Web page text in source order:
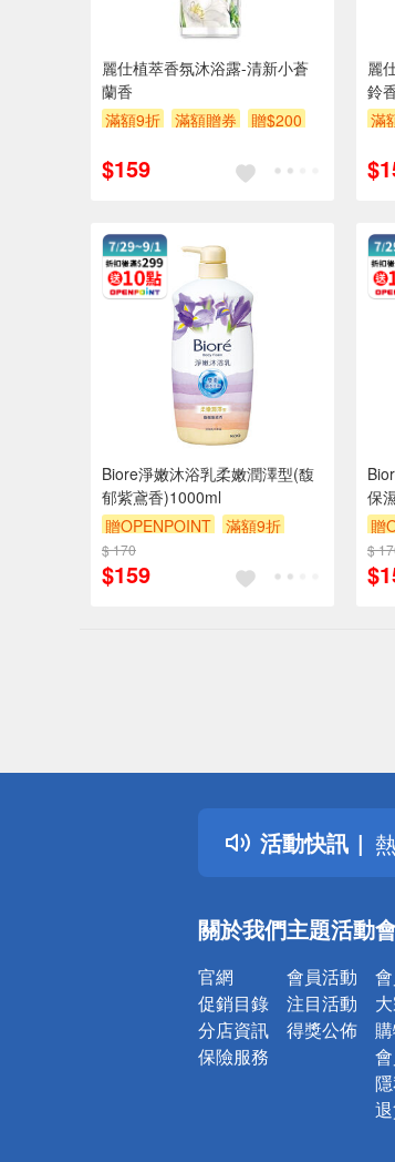
麗仕植萃香氛沐浴露-清新小蒼
蘭香
滿額9折
滿額贈券 贈$200
$159
麗
鈴
滿
Biore淨嫩沐浴乳柔嫩潤澤型(馥
郁紫鳶香)1000ml
贈OPENPOINT
滿額9折
贈$200
$ 170
$159
保
贈
贈
$
活動快訊
關於我們
官網
促銷目錄
分店資訊
保險服務
主題活動
會員活動
注目活動
得獎公佈